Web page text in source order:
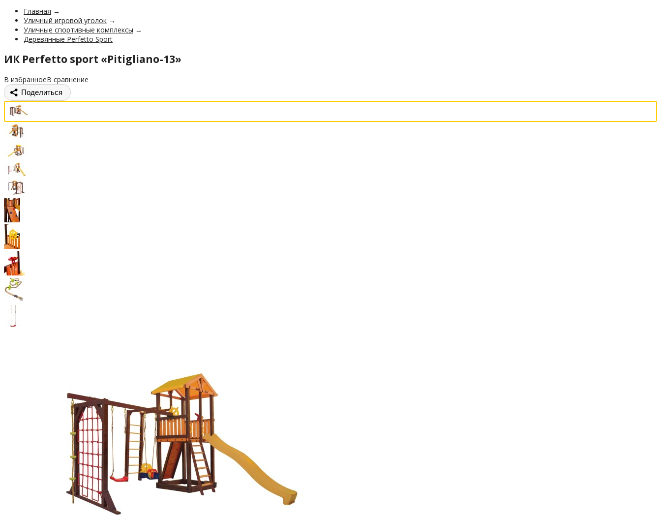
Главная →
Уличный игровой уголок →
Уличные спортивные комплексы →
Деревянные Perfetto Sport
ИК Perfetto sport «Pitigliano-13»
В избранноеВ сравнение
Поделиться